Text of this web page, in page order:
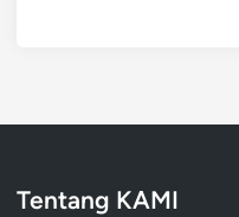
Tentang KAMI